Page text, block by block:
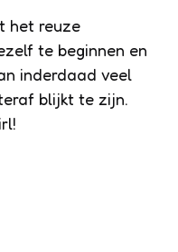
het reuze
te beginnen en
inderdaad veel
blijkt te zijn.